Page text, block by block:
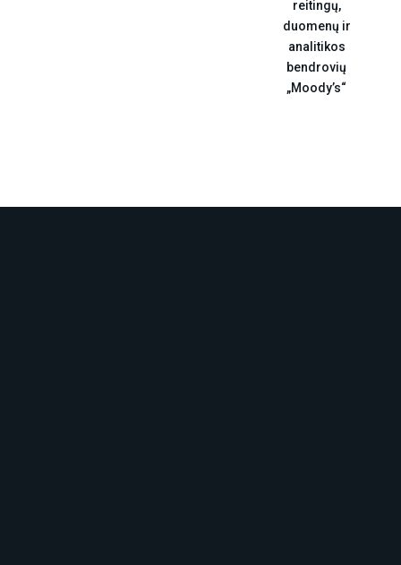
reitingų,
duomenų ir
analitikos
bendrovių
„Moody’s“